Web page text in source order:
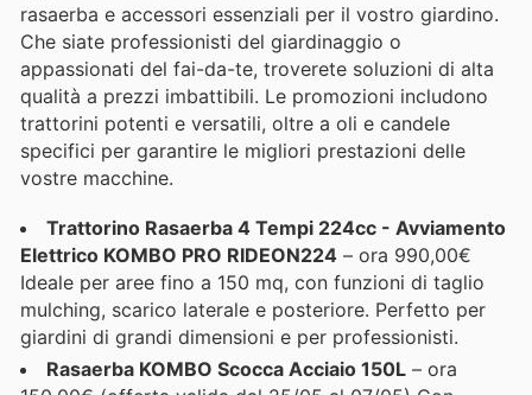
rasaerba e accessori essenziali per il vostro giardino.
Che siate professionisti del giardinaggio o
appassionati del fai-da-te, troverete soluzioni di alta
qualità a prezzi imbattibili. Le promozioni includono
trattorini potenti e versatili, oltre a oli e candele
specifici per garantire le migliori prestazioni delle
vostre macchine.
Trattorino Rasaerba 4 Tempi 224cc - Avviamento
Elettrico KOMBO PRO RIDEON224 – ora 990,00€
Ideale per aree fino a 150 mq, con funzioni di taglio
mulching, scarico laterale e posteriore. Perfetto per
giardini di grandi dimensioni e per professionisti.
Rasaerba KOMBO Scocca Acciaio 150L – ora